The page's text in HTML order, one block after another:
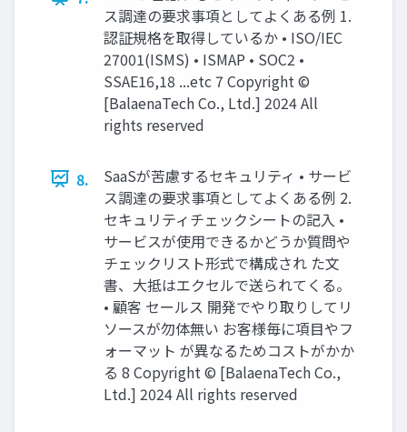
ス調達の要求事項としてよくある例 1.
認証規格を取得しているか • ISO/IEC
27001(ISMS) • ISMAP • SOC2 •
SSAE16,18 ...etc 7 Copyright ©︎
[BalaenaTech Co., Ltd.] 2024 All
rights reserved
8.
SaaSが苦慮するセキュリティ • サービ
ス調達の要求事項としてよくある例 2.
セキュリティチェックシートの記入 •
サービスが使用できるかどうか質問や
チェックリスト形式で構成され た文
書、大抵はエクセルで送られてくる。
• 顧客 セールス 開発でやり取りしてリ
ソースが勿体無い お客様毎に項目やフ
ォーマット が異なるためコストがかか
る 8 Copyright ©︎ [BalaenaTech Co.,
Ltd.] 2024 All rights reserved